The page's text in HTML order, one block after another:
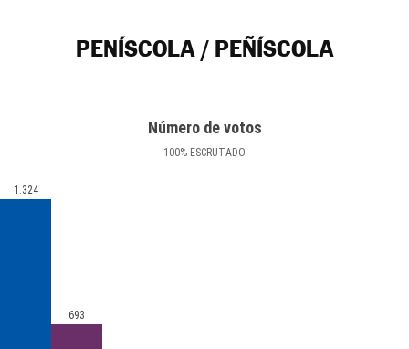
PENÍSCOLA / PEÑÍSCOLA
Número de votos
100% ESCRUTADO
1.324
693